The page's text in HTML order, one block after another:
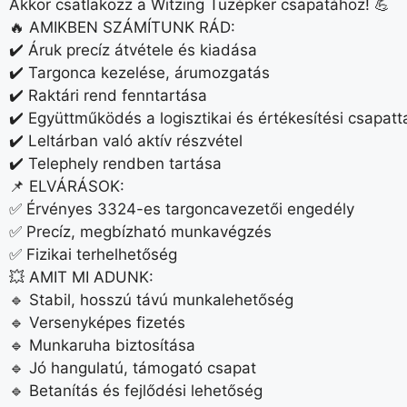
Akkor csatlakozz a Witzing Tüzépker csapatához! 💪
🔥 AMIKBEN SZÁMÍTUNK RÁD:
✔️ Áruk precíz átvétele és kiadása
✔️ Targonca kezelése, árumozgatás
✔️ Raktári rend fenntartása
✔️ Együttműködés a logisztikai és értékesítési
✔️ Leltárban való aktív részvétel
✔️ Telephely rendben tartása
📌 ELVÁRÁSOK:
✅ Érvényes 3324-es targoncavezetői engedély
✅ Precíz, megbízható munkavégzés
✅ Fizikai terhelhetőség
💥 AMIT MI ADUNK:
🔹 Stabil, hosszú távú munkalehetőség
🔹 Versenyképes fizetés
🔹 Munkaruha biztosítása
🔹 Jó hangulatú, támogató csapat
🔹 Betanítás és fejlődési lehetőség